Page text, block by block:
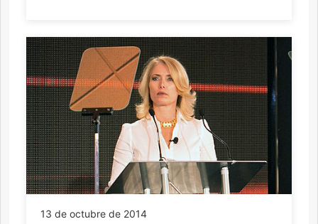
13 de octubre de 2014